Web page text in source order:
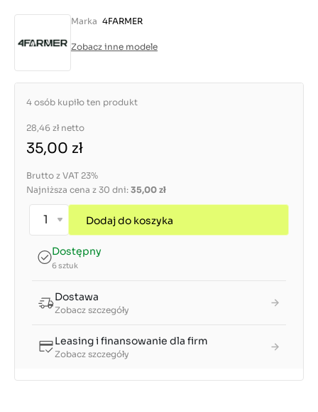
Marka 4FARMER
Zobacz inne modele
4 osób kupiło ten produkt
28,46 zł netto
35,00 zł
Brutto z VAT 23%
Najniższa cena z 30 dni: 35,00 zł
Dodaj do koszyka
Dostępny
6 sztuk
Dostawa
Zobacz szczegóły
Leasing i finansowanie dla firm
Zobacz szczegóły